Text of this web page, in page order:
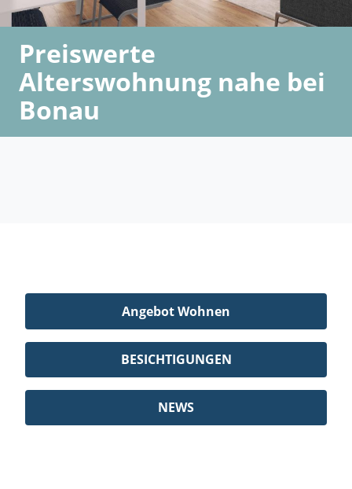
Preiswerte
Alterswohnung nahe bei
Bonau
Angebot Wohnen
BESICHTIGUNGEN
NEWS